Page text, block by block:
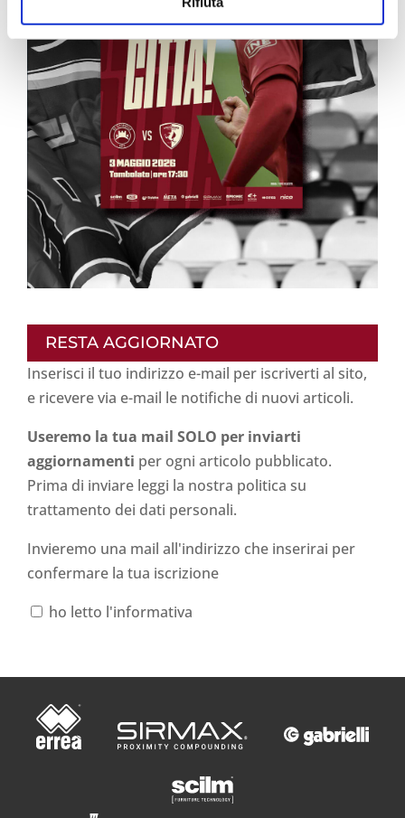
RESTA AGGIORNATO
Inserisci il tuo indirizzo e-mail per iscriverti al sito,
e ricevere via e-mail le notifiche di nuovi articoli.
Useremo la tua mail SOLO per inviarti
aggiornamenti per ogni articolo pubblicato.
Prima di inviare leggi la nostra politica su
trattamento dei dati personali.
Invieremo una mail all'indirizzo che inserirai per
confermare la tua iscrizione
ho letto l'informativa